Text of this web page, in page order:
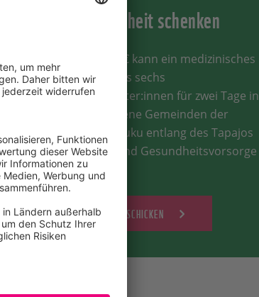
Gesundheit schenken
Für 240 € kann ein medizinisches
Team aus sechs
Mitarbeiter:innen für zwei Tage in
abgelegene Gemeinden der
Munduruku entlang des Tapajos
reisen und Gesundheitsvorsorge
leisten.
ÄRZTE SCHICKEN